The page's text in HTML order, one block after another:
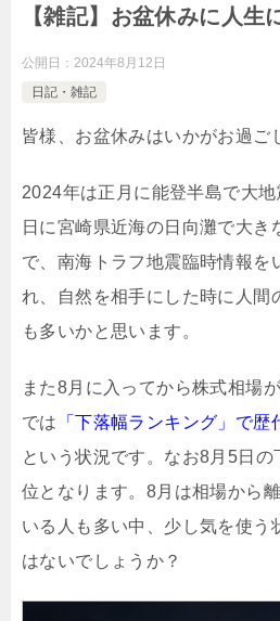
【雑記】お盆休みに人生
公開日： 2024年8月12日
日記・雑記
皆様、お盆休みはいかがお過ご
2024年は正月に能登半島で大
日に宮崎県近海の日向灘で大き
で、南海トラフ地震臨時情報を
れ、自然を相手にした時に人間
も多いかと思います。
また8月に入ってから株式相場
では
「下落幅ランキング」で
という状況です。なお8月5日
位となります。8月は相場から
いる人も多い中、少し気を使う
はないでしょうか？